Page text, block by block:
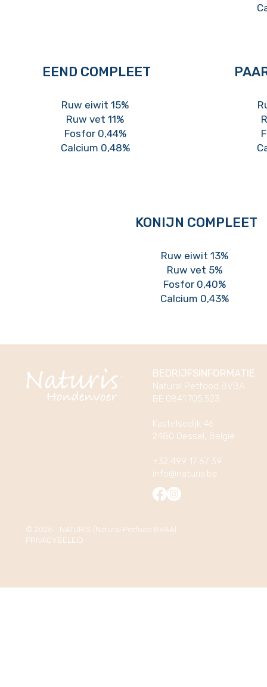
EEND COMPLEET
Ruw eiwit 15%
Ruw vet 11%
Fosfor 0,44%
Calcium 0,48%
KONIJN COMPLEET
Ruw eiwit 13%
Ruw vet 5%
Fosfor 0,40%
Calcium 0,43%
BEDRIJFSINFORMATIE
Natural Petfood BVBA
BE 0841.705.523
Kastelsedijk 46
2480 Dessel, België
+32 499 17 67 39
info@naturis.be
© 2026 - NATURIS (Natural Petfood BVBA)
PRIVACYBELEID